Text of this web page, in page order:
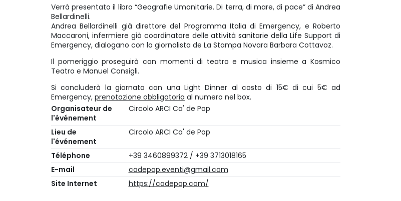
Verrà presentato il libro “Geografie Umanitarie. Di terra, di mare, di pace” di Andrea
Bellardinelli.
Andrea Bellardinelli già direttore del Programma Italia di Emergency, e Roberto
Maccaroni, infermiere già coordinatore delle attività sanitarie della Life Support di
Emergency, dialogano con la giornalista de La Stampa Novara Barbara Cottavoz.
Il pomeriggio proseguirà con momenti di teatro e musica insieme a Kosmico
Teatro e Manuel Consigli.
Si concluderà la giornata con una Light Dinner al costo di 15€ di cui 5€ ad
Emergency, prenotazione obbligatoria al numero nel box.
Organisateur de
l'événement
Circolo ARCI Ca' de Pop
Lieu de
l'événement
Circolo ARCI Ca' de Pop
Téléphone
+39 3460899372 / +39 3713018165
E-mail
cadepop.eventi@gmail.com
Site Internet
https://cadepop.com/